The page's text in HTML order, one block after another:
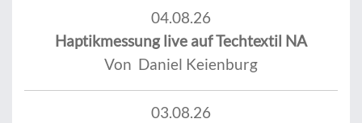
04.08.26
Haptikmessung live auf Techtextil NA
Von Daniel Keienburg
03.08.26